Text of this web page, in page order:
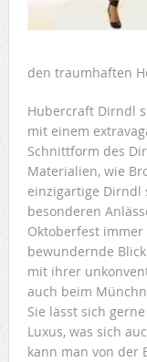
den traumhaften
Hubercraft Dirndl
mit einem
Schnittform des
Materialien, wie
einzigartige Dirndl
besonderen
Oktoberfest
bewundernde
mit ihrer
auch beim
Sie lässt sich
Luxus, was sich
kann man von der